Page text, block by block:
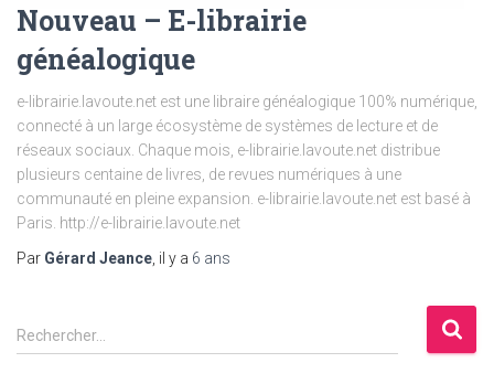
Nouveau – E-librairie
généalogique
e-librairie.lavoute.net est une libraire généalogique 100% numérique,
connecté à un large écosystème de systèmes de lecture et de
réseaux sociaux. Chaque mois, e-librairie.lavoute.net distribue
plusieurs centaine de livres, de revues numériques à une
communauté en pleine expansion. e-librairie.lavoute.net est basé à
Paris. http://e-librairie.lavoute.net
Par Gérard Jeance , il y a 6 ans
R
e
Rechercher…